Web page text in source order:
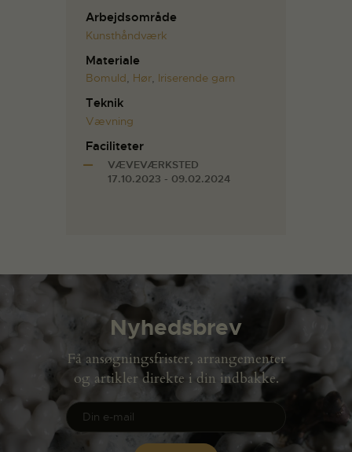
Arbejdsområde
Kunsthåndværk
Materiale
Bomuld, Hør, Iriserende garn
Teknik
Vævning
Faciliteter
VÆVEVÆRKSTED
17.10.2023 - 09.02.2024
Nyhedsbrev
Få ansøgningsfrister, arrangementer
og artikler direkte i din indbakke.